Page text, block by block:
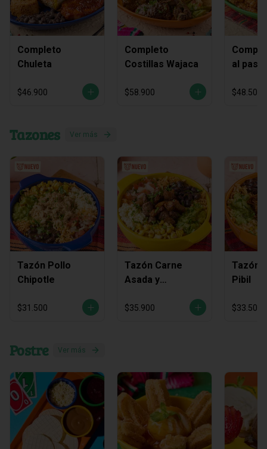
Completo
Chuleta
$46.900
Completo
Costillas Wajaca
$58.900
al
$48.500
Tazones Ver más
Tazón Pollo
Chipotle
$31.500
Tazón Carne
Asada y
$35.900
Tazón
Pibil
$33.500
Postre Ver más